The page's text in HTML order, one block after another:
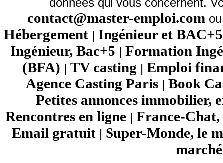
données qui vous concernent.
contact@master-emploi.com
Hébergement | Ingénieur et
Ingénieur, Bac+5 | Formation
(BFA) | TV casting | Emploi
Agence Casting Paris | Book
Petites annonces immobilier,
Rencontres en ligne | France-Chat,
Email gratuit| Super-Monde, le